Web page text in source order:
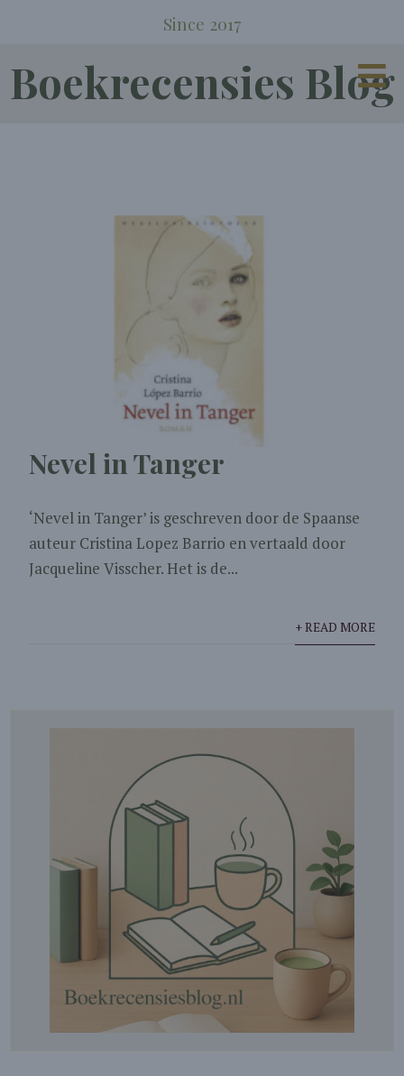
Since 2017
Boekrecensies Blog
Nevel in Tanger
‘Nevel in Tanger’ is geschreven door de Spaanse
auteur Cristina Lopez Barrio en vertaald door
Jacqueline Visscher. Het is de...
+ READ MORE